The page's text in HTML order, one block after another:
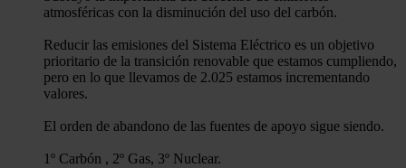
atmosféricas con la disminución del uso del carbón.
Reducir las emisiones del Sistema Eléctrico es un objetivo
prioritario de la transición renovable que estamos cumpliendo,
pero en lo que llevamos de 2.025 estamos incrementando
valores.
El orden de abandono de las fuentes de apoyo sigue siendo.
1º Carbón , 2º Gas, 3º Nuclear.